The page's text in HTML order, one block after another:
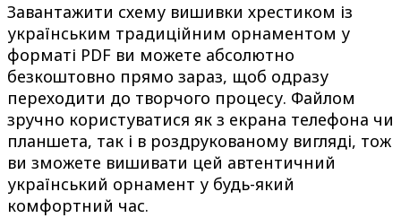
Завантажити схему вишивки хрестиком із
українським традиційним орнаментом у
форматі PDF ви можете абсолютно
безкоштовно прямо зараз, щоб одразу
переходити до творчого процесу. Файлом
зручно користуватися як з екрана телефона чи
планшета, так і в роздрукованому вигляді, тож
ви зможете вишивати цей автентичний
український орнамент у будь-який
комфортний час.